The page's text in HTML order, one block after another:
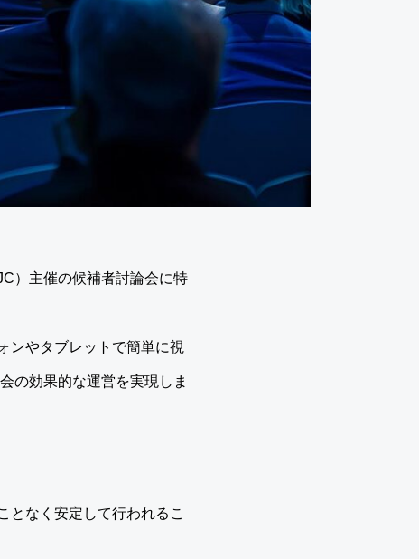
）主催の候補者討論会に特
ンやタブレットで簡単に視
の効果的な運営を実現しま
となく安定して行われるこ